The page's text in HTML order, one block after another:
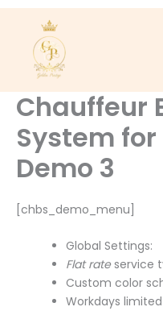
Aller
contenu
Chauffeur
System
Demo 3
[chbs_demo_menu]
Global Settings:
Flat rateservice
Custom color
Workdays